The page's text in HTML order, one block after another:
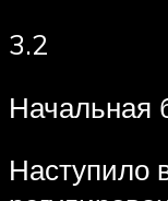
3.2
Начальная
Наступило